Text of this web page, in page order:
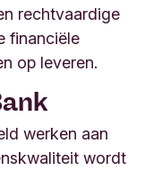
rechtvaardige
financiële
op leveren.
werken aan
wordt